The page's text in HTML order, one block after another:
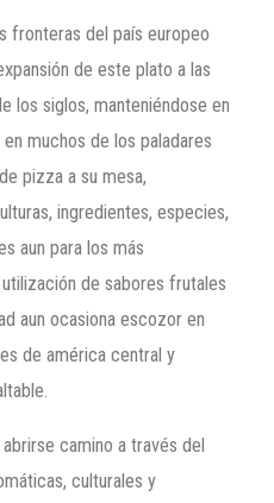
fronteras del país europeo
de este plato a las
los siglos, manteniéndose en
muchos de los paladares
pizza a su mesa,
ingredientes, especies,
aun para los más
de sabores frutales
aun ocasiona escozor en
de américa central y
camino a través del
culturales y